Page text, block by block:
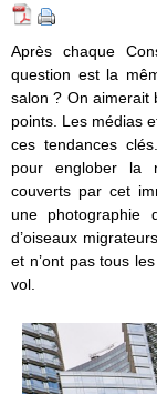
Après chaque
question est la
salon ? On aimerait
points. Les médias
ces tendances
pour englober la
couverts par cet
une photographie
d’oiseaux
et n’ont pas tous
vol.